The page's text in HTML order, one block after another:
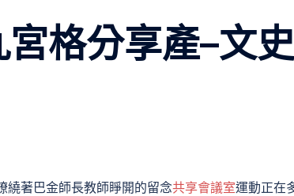
格分享產–文
繞著巴金師長教師睜開的留念共享會議室運動正在